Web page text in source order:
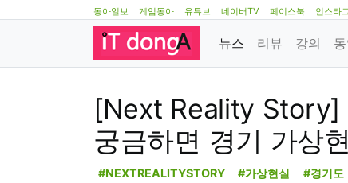
동아일보 게임동아 유튜브 네이버TV 페이스북 인스타
뉴스 리뷰 강의
[Next Reality Story]
궁금하면 경기 가상
#NEXTREALITYSTORY #가상현실 #경기도